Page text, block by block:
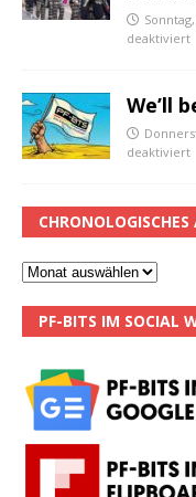
deaktiviert
We’ll
deaktiviert
CHRONOLOGISCHES
PF-BITS IM SOCIAL